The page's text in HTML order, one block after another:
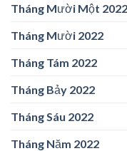
Tháng Mười Một 2022
Tháng Mười 2022
Tháng Tám 2022
Tháng Bảy 2022
Tháng Sáu 2022
Tháng Năm 2022